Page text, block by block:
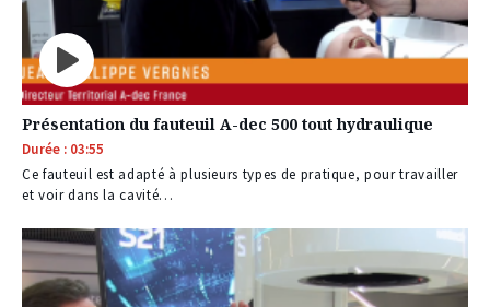
Présentation du fauteuil A-dec 500 tout hydraulique
Durée : 03:55
Ce fauteuil est adapté à plusieurs types de pratique, pour travailler
et voir dans la cavité…